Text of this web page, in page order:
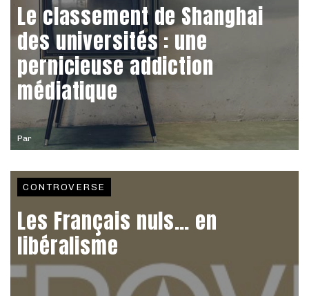
Par
Le classement de Shanghai
des universités : une
pernicieuse addiction
médiatique
CONTROVERSE
Les Français nuls… en
libéralisme